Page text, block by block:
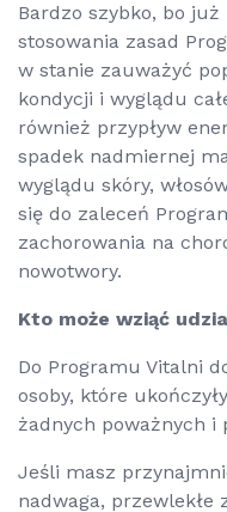
Bardzo szybko, bo
stosowania zasad
w stanie zauważyć
kondycji i wyglądu
również przypływ
spadek nadmiernej
wyglądu skóry,
się do zaleceń
zachorowania na
nowotwory.
Kto może wziąć
Do Programu Vitalni
osoby, które
żadnych poważnych i
Jeśli masz
nadwaga, przewlekłe